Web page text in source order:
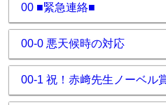
00 ■緊急連絡■
00-0 悪天候時の対応
00-1 祝！赤﨑先生ノーベル